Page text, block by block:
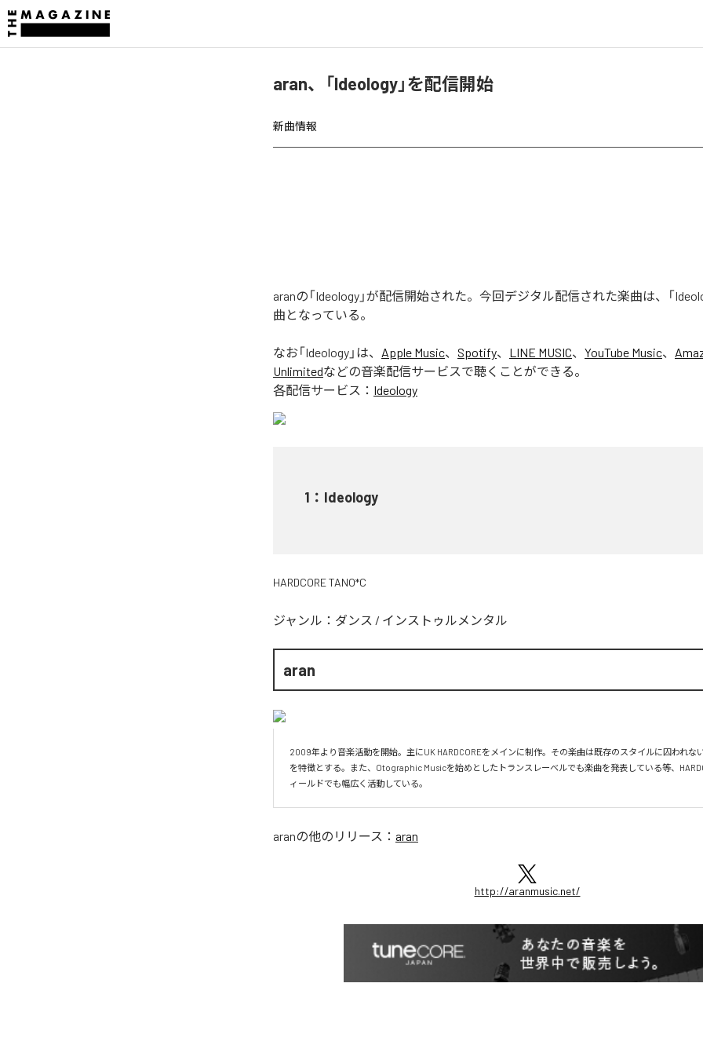
aran、「Ideology」を配信開始
新曲情報
aranの「Ideology」が配信開始された。今回デジタル配信された楽曲は、「
曲となっている。
なお「Ideology 」は、 Apple Music、 Spotify、 LINE MUSIC、 YouTube Music、
Unlimitedなどの音楽配信サービスで聴くことができる。
各配信サービス： Ideology
1 ： Ideology
HARDCORE TANO*C
ジャンル： ダンス / インストゥルメンタル
aran
2009年より音楽活動を開始。主にUK HARDCOREをメインに制作。その楽曲は既存のスタイルに囚われな
を特徴とする。また、Otographic Musicを始めとしたトランスレーベルでも楽曲を発表している等、
ィールドでも幅広く活動している。
aranの他のリリース： aran
http://aranmusic.net/